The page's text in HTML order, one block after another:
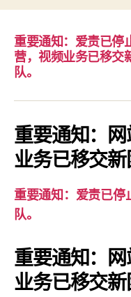
重要通知：爱责已停
营，视频业务已移交
队。
重要通知：
业务已移交新
重要通知：爱责已
队。
重要通知：
业务已移交新